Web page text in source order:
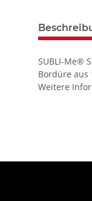
SUBLI-Me®
Bordüre aus
Weitere